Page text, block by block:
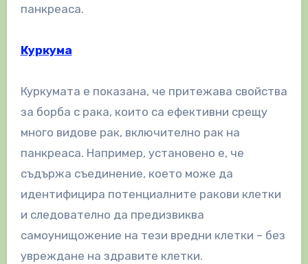
панкреаса.
Куркума
Куркумата е показана, че притежава свойства
за борба с рака, които са ефективни срещу
много видове рак, включително рак на
панкреаса. Например, установено е, че
съдържа съединение, което може да
идентифицира потенциалните ракови клетки
и следователно да предизвиква
самоунищожение на тези вредни клетки – без
увреждане на здравите клетки.